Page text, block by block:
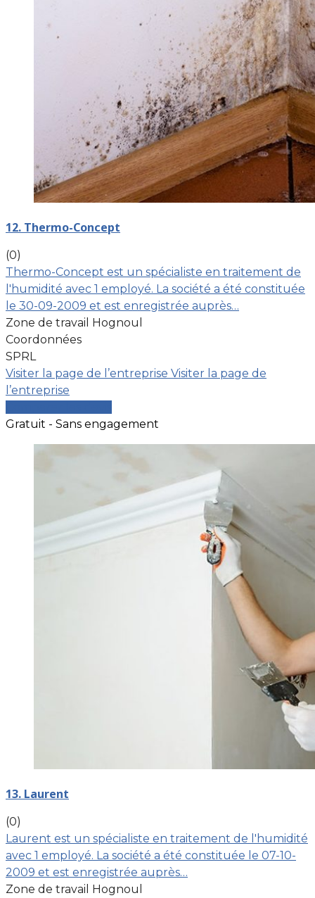
12. Thermo-Concept
(0)
Thermo-Concept est un spécialiste en traitement de
l'humidité avec 1 employé. La société a été constituée
le 30-09-2009 et est enregistrée auprès…
Zone de travail Hognoul
Coordonnées
SPRL
Visiter la page de l’entreprise Visiter la page de
l’entreprise
Gratuit - Sans engagement
13. Laurent
(0)
Laurent est un spécialiste en traitement de l'humidité
avec 1 employé. La société a été constituée le 07-10-
2009 et est enregistrée auprès…
Zone de travail Hognoul